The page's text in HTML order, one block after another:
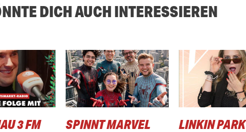
DICH AUCH INTERESSIEREN
3 FM
SPINNT MARVEL
LINKIN PARK